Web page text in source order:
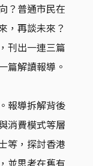
？普通市民在
，再談未來？
刊出一連三篇
篇解讀報導。
報導拆解背後
消費模式等層
等，探討香港
並思考在舊有